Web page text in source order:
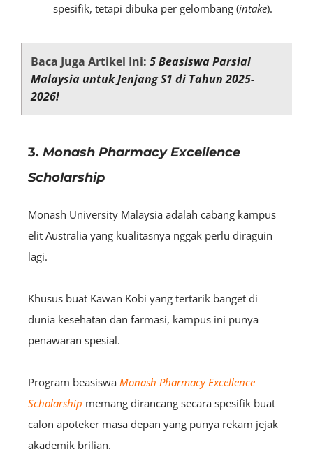
spesifik, tetapi dibuka per gelombang (intake).
Baca Juga Artikel Ini: 5 Beasiswa Parsial
Malaysia untuk Jenjang S1 di Tahun 2025-
2026!
3. Monash Pharmacy Excellence
Scholarship
Monash University Malaysia adalah cabang kampus
elit Australia yang kualitasnya nggak perlu diraguin
lagi.
Khusus buat Kawan Kobi yang tertarik banget di
dunia kesehatan dan farmasi, kampus ini punya
penawaran spesial.
Program beasiswa Monash Pharmacy Excellence
Scholarship memang dirancang secara spesifik buat
calon apoteker masa depan yang punya rekam jejak
akademik brilian.